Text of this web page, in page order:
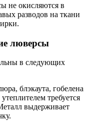
не окисляются в
разводов на ткани
люверсы
в следующих
блэкаута, гобелена
требуется
выдерживает